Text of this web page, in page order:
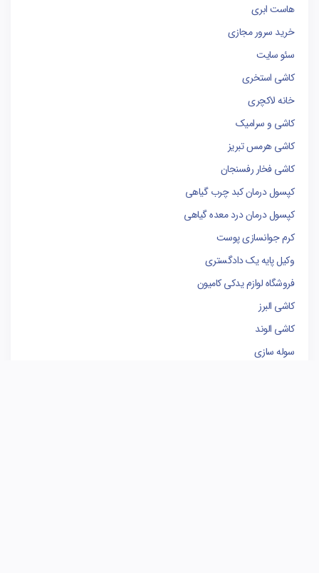
هاست ابری
خرید سرور مجازی
سئو سایت
کاشی استخری
خانه لاکچری
کاشی و سرامیک
کاشی هرمس تبریز
کاشی فخار رفسنجان
کپسول درمان کبد چرب گیاهی
کپسول درمان درد معده گیاهی
کرم جوانسازی پوست
وکیل پایه یک دادگستری
فروشگاه لوازم یدکی کامیون
کاشی البرز
کاشی الوند
سوله سازی